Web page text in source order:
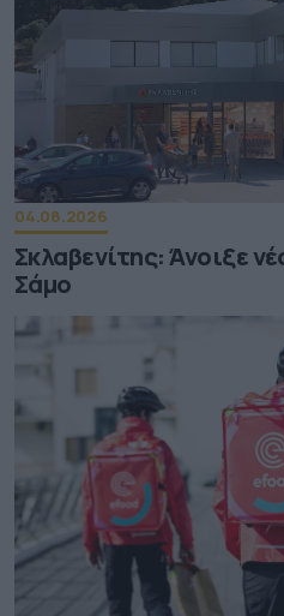
04.08.2026
Σκλαβενίτης: Άνοιξε
Σάμο